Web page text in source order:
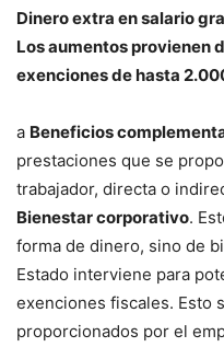
Dinero extra en salario
Los aumentos provienen
exenciones de hasta
a Beneficios
prestaciones que se
trabajador, directa o
Bienestar corporativo.
forma de dinero, sino de
Estado interviene para
exenciones fiscales. Esto
proporcionados por el